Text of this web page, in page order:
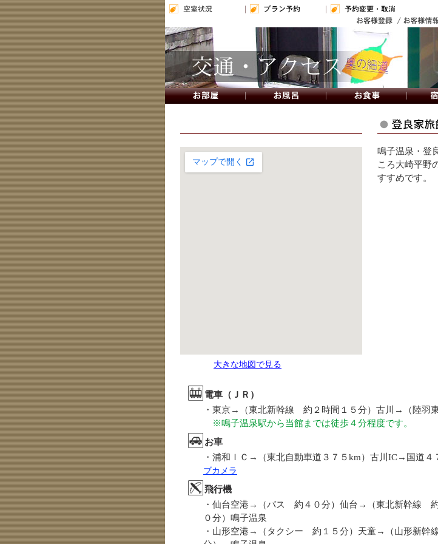
鳴子温泉・登
ころ大崎平野
すすめです。
大きな地図で見る
電車（ＪＲ）
・東京→ （東北新幹線 約２時間１５分）古川 →
（陸
※鳴子温泉駅から当館までは徒歩４分程度です。
お車
・浦和ＩＣ → （東北自動車道３７５km）古川IC→ 国道４
ブカメラ
飛行機
・仙台空港 → （バス 約４０分）仙台 → （東北新幹線
０分）鳴子温泉
・山形空港 → （タクシー 約１５分）天童→ （山形新